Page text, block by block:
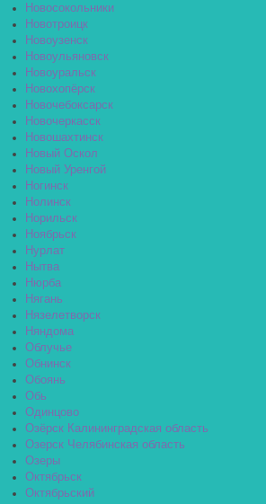
Новосокольники
Новотроицк
Новоузенск
Новоульяновск
Новоуральск
Новохопёрск
Новочебоксарск
Новочеркасск
Новошахтинск
Новый Оскол
Новый Уренгой
Ногинск
Нолинск
Норильск
Ноябрьск
Нурлат
Нытва
Нюрба
Нягань
Нязелетворск
Няндома
Облучье
Обнинск
Обоянь
Обь
Одинцово
Озёрск Калининградская область
Озерск Челябинская область
Озеры
Октябрьск
Октябрьский